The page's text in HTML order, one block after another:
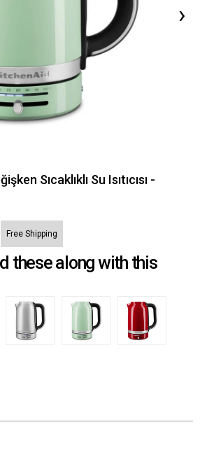
›
Sıcaklıklı Su Isıtıcısı -
Free Shipping
these along with this